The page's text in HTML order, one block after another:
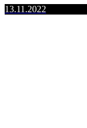
13.11.2022